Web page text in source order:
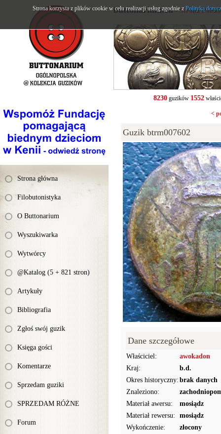
Strona główna
Filobutonistyka
O Buttonarium
Wyszukiwarka
Wytwórcy
@Katalog (5 + 821 stron)
Artykuły
Bibliografia
Zgłoś swój guzik
Księga gości
Komentarze
Sprzedam guziki
SPRZEDAM RÓŻNE
Forum
buttonarium.eu- Strona
8230guzików 1552
<
Guzik btrm007602
Dane szczegółowe
Właściciel:
awokadon
Kraj:
b.d.
Okres historyczny: brak danych
Znaleziono:
Materiał awersu:
mosiądz
Materiał rewersu:
mosiądz
Wykończenie:
złocony
Strona korzysta z plików cookie w celu realizacji usług zgodnie zPolityką